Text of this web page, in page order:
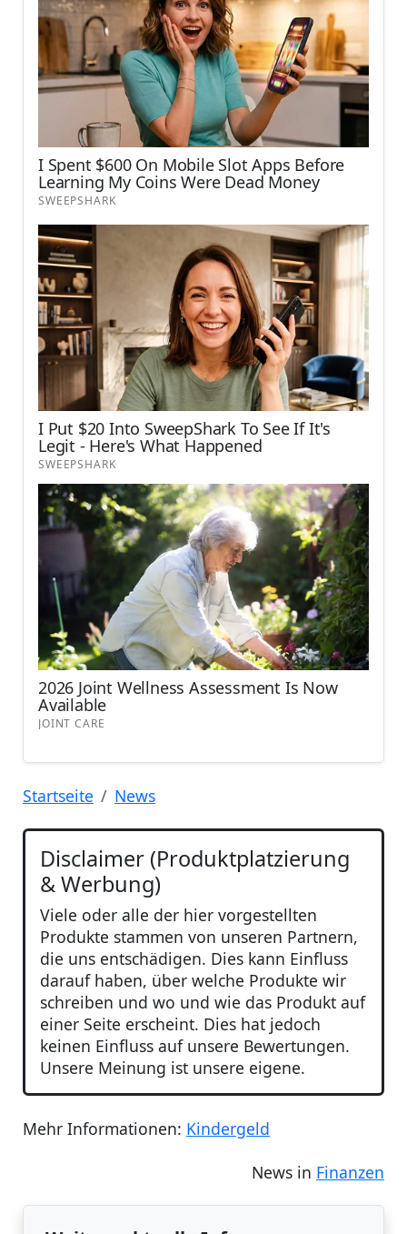
Startseite News
Disclaimer (Produktplatzierung
& Werbung)
Viele oder alle der hier vorgestellten
Produkte stammen von unseren Partnern,
die uns entschädigen. Dies kann Einfluss
darauf haben, über welche Produkte wir
schreiben und wo und wie das Produkt auf
einer Seite erscheint. Dies hat jedoch
keinen Einfluss auf unsere Bewertungen.
Unsere Meinung ist unsere eigene.
Mehr Informationen: Kindergeld
News in Finanzen